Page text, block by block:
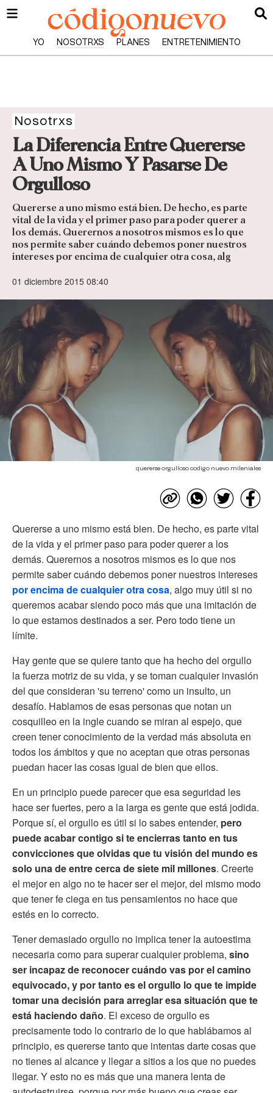
YO NOSOTRXS PLANES ENTRETENIMIENTO
Nosotrxs
La Diferencia Entre Quererse
A Uno Mismo Y Pasarse De
Orgulloso
Quererse a uno mismo está bien. De hecho, es parte
vital de la vida y el primer paso para poder querer a
los demás. Querernos a nosotros mismos es lo que
nos permite saber cuándo debemos poner nuestros
intereses por encima de cualquier otra cosa, alg
01 diciembre 2015 08:40
quererse orgulloso codigo nuevo mileniales
Quererse a uno mismo está bien. De hecho, es parte vital
de la vida y el primer paso para poder querer a los
demás. Querernos a nosotros mismos es lo que nos
permite saber cuándo debemos poner nuestros intereses
por encima de cualquier otra cosa, algo muy útil si no
queremos acabar siendo poco más que una imitación de
lo que estamos destinados a ser. Pero todo tiene un
límite.
Hay gente que se quiere tanto que ha hecho del orgullo
la fuerza motriz de su vida, y se toman cualquier invasión
del que consideran 'su terreno' como un insulto, un
desafío. Hablamos de esas personas que notan un
cosquilleo en la ingle cuando se miran al espejo, que
creen tener conocimiento de la verdad más absoluta en
todos los ámbitos y que no aceptan que otras personas
puedan hacer las cosas igual de bien que ellos.
En un principio puede parecer que esa seguridad les
hace ser fuertes, pero a la larga es gente que está jodida.
Porque sí, el orgullo es útil si lo sabes entender, pero
puede acabar contigo si te encierras tanto en tus
convicciones que olvidas que tu visión del mundo es
solo una de entre cerca de siete mil millones. Creerte
el mejor en algo no te hacer ser el mejor, del mismo modo
que tener fe ciega en tus pensamientos no hace que
estés en lo correcto.
Tener demasiado orgullo no implica tener la autoestima
necesaria como para superar cualquier problema, sino
ser incapaz de reconocer cuándo vas por el camino
equivocado, y por tanto es el orgullo lo que te impide
tomar una decisión para arreglar esa situación que te
está haciendo daño. El exceso de orgullo es
precisamente todo lo contrario de lo que hablábamos al
principio, es quererse tanto que intentas darte cosas que
no tienes al alcance y llegar a sitios a los que no puedes
llegar. Y esto no es más que una manera lenta de